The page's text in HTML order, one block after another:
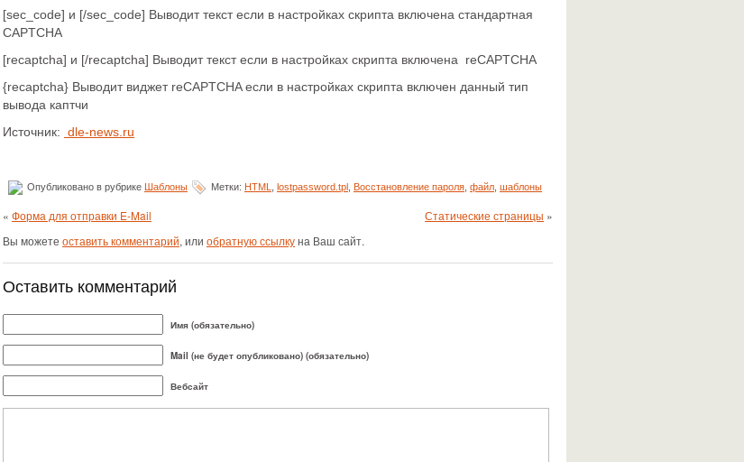
[sec_code] и [/sec_code] Выводит текст если в настройках скрипта включена стандартная
CAPTCHA
[recaptcha] и [/recaptcha] Выводит текст если в настройках скрипта включена reCAPTCHA
{recaptcha} Выводит виджет reCAPTCHA если в настройках скрипта включен данный тип
вывода каптчи
Источник: dle-news.ru
Опубликовано в рубрике Шаблоны Метки: HTML lostpassword.tpl Восстановление пароля файл шаблоны
« Форма для отправки E-Mail Статические страницы »
Вы можете оставить комментарий, или обратную ссылкуна Ваш сайт.
Оставить комментарий
Имя (обязательно)
Mail (не будет опубликовано) (обязательно)
Вебсайт